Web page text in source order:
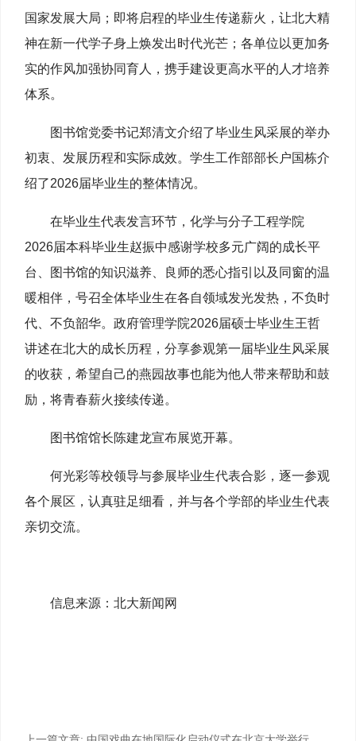
国家发展大局；即将启程的毕业生传递薪火，让北大精
神在新一代学子身上焕发出时代光芒；各单位以更加务
实的作风加强协同育人，携手建设更高水平的人才培养
体系。
图书馆党委书记郑清文介绍了毕业生风采展的举办
初衷、发展历程和实际成效。学生工作部部长户国栋介
绍了2026届毕业生的整体情况。
在毕业生代表发言环节，化学与分子工程学院
2026届本科毕业生赵振中感谢学校多元广阔的成长平
台、图书馆的知识滋养、良师的悉心指引以及同窗的温
暖相伴，号召全体毕业生在各自领域发光发热，不负时
代、不负韶华。政府管理学院2026届硕士毕业生王哲
讲述在北大的成长历程，分享参观第一届毕业生风采展
的收获，希望自己的燕园故事也能为他人带来帮助和鼓
励，将青春薪火接续传递。
图书馆馆长陈建龙宣布展览开幕。
何光彩等校领导与参展毕业生代表合影，逐一参观
各个展区，认真驻足细看，并与各个学部的毕业生代表
亲切交流。
信息来源：北大新闻网